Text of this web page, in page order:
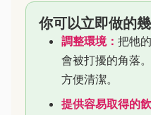
你可以立即做的
調整環境： 把牠
會被打擾的角落
方便清潔。
提供容易取得的